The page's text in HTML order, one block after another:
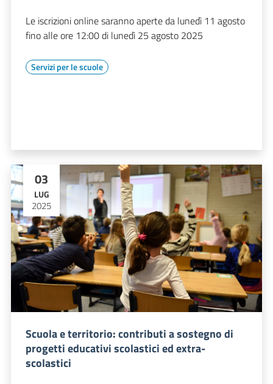
Le iscrizioni online saranno aperte da lunedì 11 agosto
fino alle ore 12:00 di lunedì 25 agosto 2025
Servizi per le scuole
03
LUG
2025
Scuola e territorio: contributi a sostegno di
progetti educativi scolastici ed extra-
scolastici